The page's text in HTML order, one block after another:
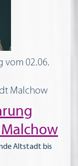
vom 02.06.
Malchow
Altstadt bis